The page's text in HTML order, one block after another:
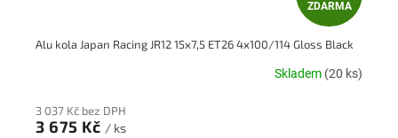
D
A
ZDARMA
Alu kola Japan Racing JR12 15x7,5 ET26 4x100/114 Gloss Black
Skladem (20 ks)
3 037 Kč bez DPH
3 675 Kč / ks